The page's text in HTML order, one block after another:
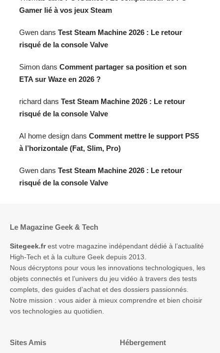
Gamer lié à vos jeux Steam
Gwen dans Test Steam Machine 2026 : Le retour
risqué de la console Valve
Simon dans Comment partager sa position et son
ETA sur Waze en 2026 ?
richard dans Test Steam Machine 2026 : Le retour
risqué de la console Valve
AI home design dans Comment mettre le support PS5
à l’horizontale (Fat, Slim, Pro)
Gwen dans Test Steam Machine 2026 : Le retour
risqué de la console Valve
Le Magazine Geek & Tech
Sitegeek.frest votre magazine indépendant dédié à l’actualité
High-Tech et à la culture Geek depuis 2013.
Nous décryptons pour vous les innovations technologiques, les
objets connectés et l’univers du jeu vidéo à travers des tests
complets, des guides d’achat et des dossiers passionnés.
Notre mission : vous aider à mieux comprendre et bien choisir
vos technologies au quotidien.
Sites Amis Hébergement